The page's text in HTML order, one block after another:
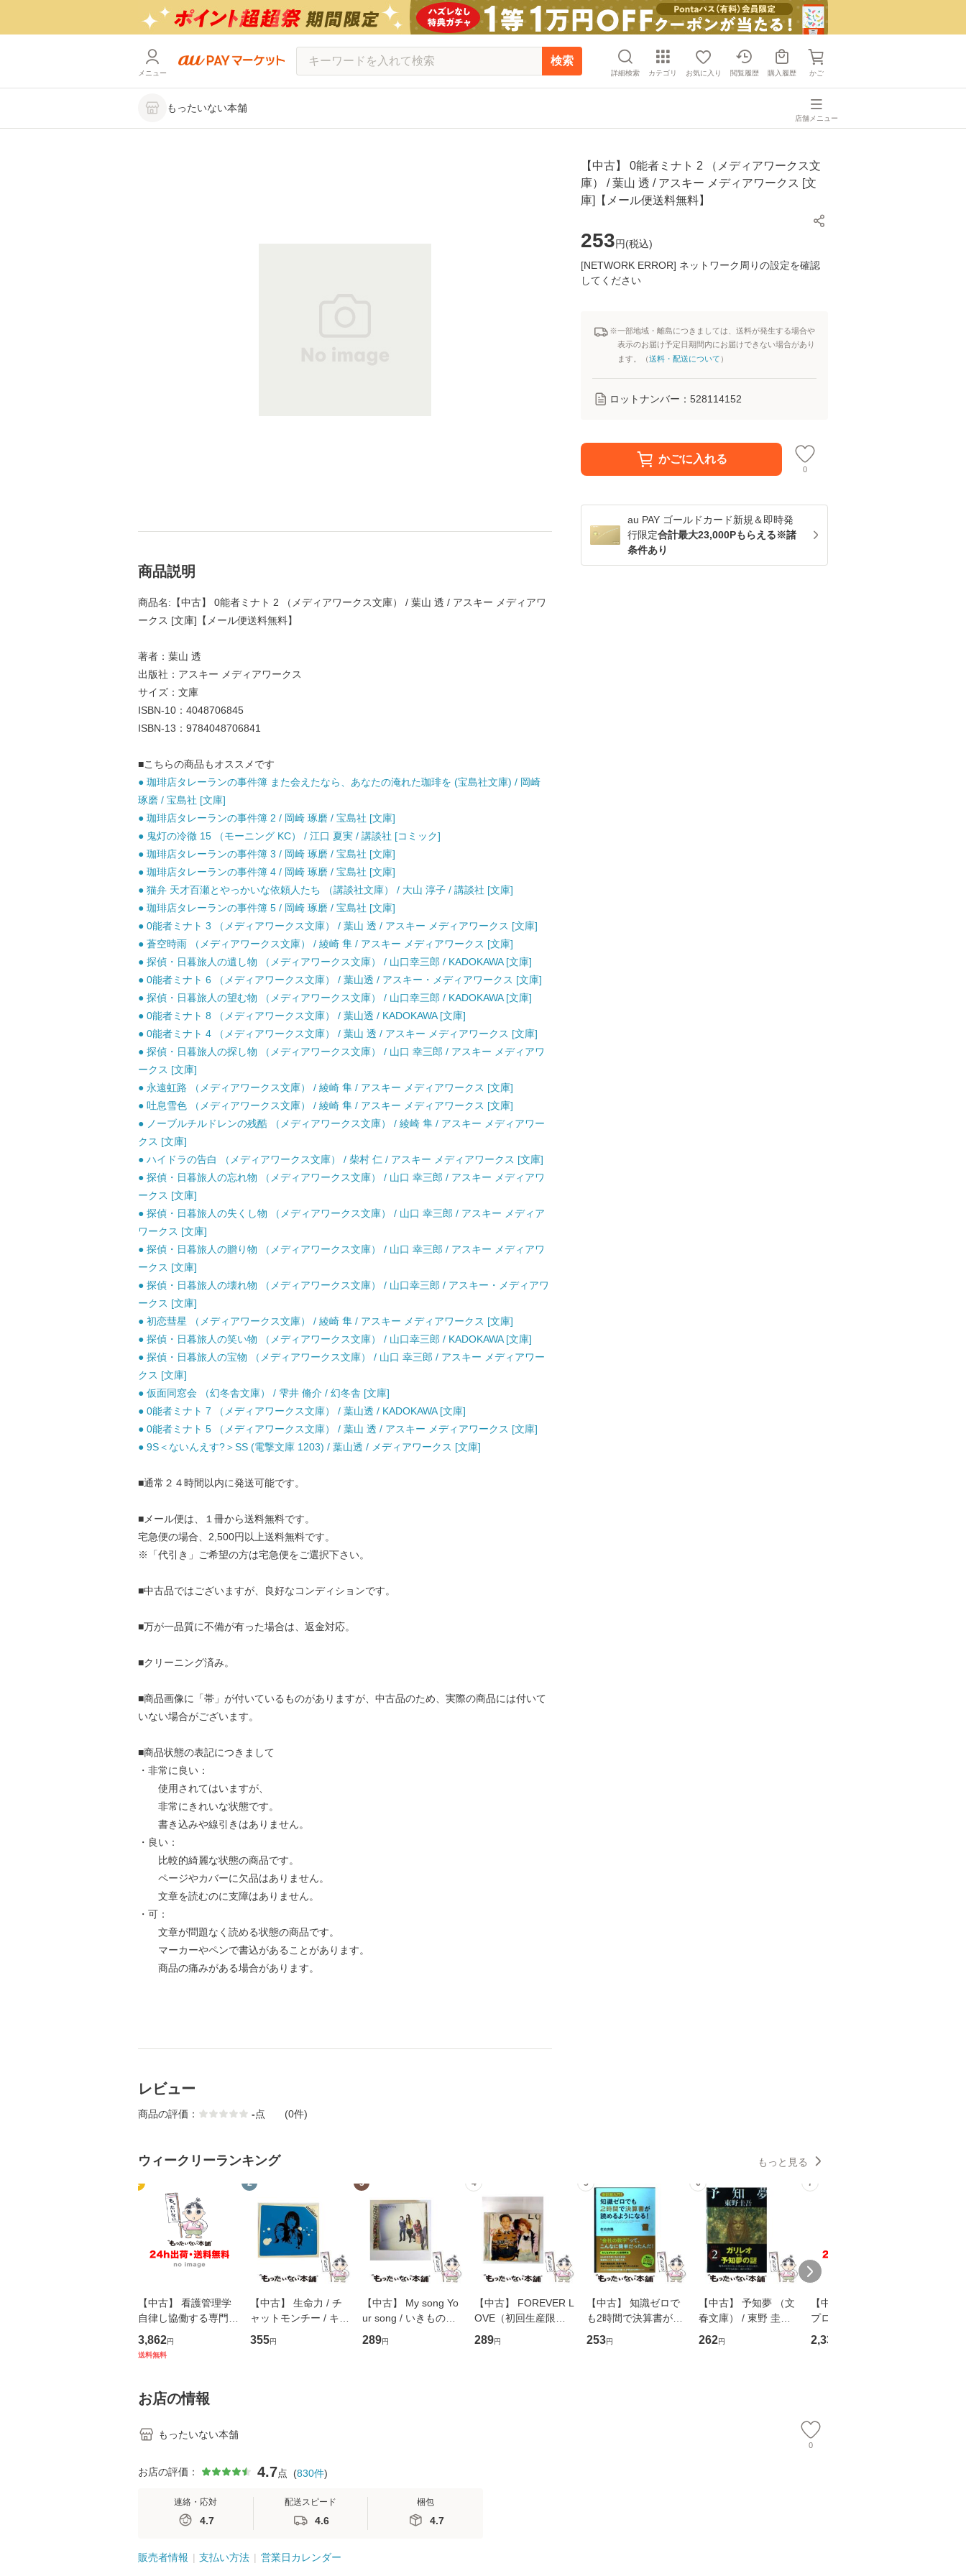
メニュー
検索
詳細検索 カテゴリ お気に入り 閲覧履歴 購入履歴 かご
もったいない本舗
店舗メニュー
【中古】 0能者ミナト 2 （メディアワークス文
庫） / 葉山 透 / アスキー メディアワークス [文
庫]【メール便送料無料】
253円(税込)
[NETWORK ERROR] ネットワーク周りの設定を確認
してください
※一部地域・離島につきましては、送料が発生する場合や
表示のお届け予定日期間内にお届けできない場合があり
ます。（送料・配送について ）
ロットナンバー： 528114152
かごに入れる
0
au PAY ゴールドカード新規＆即時発
行限定合計最大23,000Pもらえる※諸
条件あり
商品説明
商品名:【中古】 0能者ミナト 2 （メディアワークス文庫） / 葉山 透 / アスキー メディアワ
ークス [文庫]【メール便送料無料】
著者：葉山 透
出版社：アスキー メディアワークス
サイズ：文庫
ISBN-10：4048706845
ISBN-13：9784048706841
■こちらの商品もオススメです
● 珈琲店タレーランの事件簿 また会えたなら、あなたの淹れた珈琲を (宝島社文庫) / 岡崎
琢磨 / 宝島社 [文庫]
● 珈琲店タレーランの事件簿 2 / 岡崎 琢磨 / 宝島社 [文庫]
● 鬼灯の冷徹 15 （モーニング KC） / 江口 夏実 / 講談社 [コミック]
● 珈琲店タレーランの事件簿 3 / 岡崎 琢磨 / 宝島社 [文庫]
● 珈琲店タレーランの事件簿 4 / 岡崎 琢磨 / 宝島社 [文庫]
● 猫弁 天才百瀬とやっかいな依頼人たち （講談社文庫） / 大山 淳子 / 講談社 [文庫]
● 珈琲店タレーランの事件簿 5 / 岡崎 琢磨 / 宝島社 [文庫]
● 0能者ミナト 3 （メディアワークス文庫） / 葉山 透 / アスキー メディアワークス [文庫]
● 蒼空時雨 （メディアワークス文庫） / 綾崎 隼 / アスキー メディアワークス [文庫]
● 探偵・日暮旅人の遺し物 （メディアワークス文庫） / 山口幸三郎 / KADOKAWA [文庫]
● 0能者ミナト 6 （メディアワークス文庫） / 葉山透 / アスキー・メディアワークス [文庫]
● 探偵・日暮旅人の望む物 （メディアワークス文庫） / 山口幸三郎 / KADOKAWA [文庫]
● 0能者ミナト 8 （メディアワークス文庫） / 葉山透 / KADOKAWA [文庫]
● 0能者ミナト 4 （メディアワークス文庫） / 葉山 透 / アスキー メディアワークス [文庫]
● 探偵・日暮旅人の探し物 （メディアワークス文庫） / 山口 幸三郎 / アスキー メディアワ
ークス [文庫]
● 永遠虹路 （メディアワークス文庫） / 綾崎 隼 / アスキー メディアワークス [文庫]
● 吐息雪色 （メディアワークス文庫） / 綾崎 隼 / アスキー メディアワークス [文庫]
● ノーブルチルドレンの残酷 （メディアワークス文庫） / 綾崎 隼 / アスキー メディアワー
クス [文庫]
● ハイドラの告白 （メディアワークス文庫） / 柴村 仁 / アスキー メディアワークス [文庫]
● 探偵・日暮旅人の忘れ物 （メディアワークス文庫） / 山口 幸三郎 / アスキー メディアワ
ークス [文庫]
● 探偵・日暮旅人の失くし物 （メディアワークス文庫） / 山口 幸三郎 / アスキー メディア
ワークス [文庫]
● 探偵・日暮旅人の贈り物 （メディアワークス文庫） / 山口 幸三郎 / アスキー メディアワ
ークス [文庫]
● 探偵・日暮旅人の壊れ物 （メディアワークス文庫） / 山口幸三郎 / アスキー・メディアワ
ークス [文庫]
● 初恋彗星 （メディアワークス文庫） / 綾崎 隼 / アスキー メディアワークス [文庫]
● 探偵・日暮旅人の笑い物 （メディアワークス文庫） / 山口幸三郎 / KADOKAWA [文庫]
● 探偵・日暮旅人の宝物 （メディアワークス文庫） / 山口 幸三郎 / アスキー メディアワー
クス [文庫]
● 仮面同窓会 （幻冬舎文庫） / 雫井 脩介 / 幻冬舎 [文庫]
● 0能者ミナト 7 （メディアワークス文庫） / 葉山透 / KADOKAWA [文庫]
● 0能者ミナト 5 （メディアワークス文庫） / 葉山 透 / アスキー メディアワークス [文庫]
● 9S＜ないんえす?＞SS (電撃文庫 1203) / 葉山透 / メディアワークス [文庫]
■通常２４時間以内に発送可能です。
■メール便は、１冊から送料無料です。
宅急便の場合、2,500円以上送料無料です。
※「代引き」ご希望の方は宅急便をご選択下さい。
■中古品ではございますが、良好なコンディションです。
■万が一品質に不備が有った場合は、返金対応。
■クリーニング済み。
■商品画像に「帯」が付いているものがありますが、中古品のため、実際の商品には付いて
いない場合がございます。
■商品状態の表記につきまして
・非常に良い：
使用されてはいますが、
非常にきれいな状態です。
書き込みや線引きはありません。
・良い：
比較的綺麗な状態の商品です。
ページやカバーに欠品はありません。
文章を読むのに支障はありません。
・可：
文章が問題なく読める状態の商品です。
マーカーやペンで書込があることがあります。
商品の痛みがある場合があります。
レビュー
商品の評価： -点 (0件)
ウィークリーランキング もっと見る
1
【中古】 看護管理学
自律し協働する専門職
の看護マネジメントス
キル 改訂第3版 (看護
堂 [単行
3,862円
送料無料
2
【中古】 生命力 / チ
ャットモンチー / キュ
ーンレコード [CD]
【メール便送料無料】
355円
3
【中古】 My song Yo
ur song / いきものが
かり / [CD]【メール便
送料無料】
289円
4
【中古】 FOREVER L
OVE（初回生産限定
盤） / 清水翔太×加藤
ミリヤ / [CD]【メール
289円
5
【中古】 知識ゼロで
も2時間で決算書が読
めるようになる！ 会
計超入門！ / 佐伯 良
253円
6
【中古】 予知夢 （文
春文庫） / 東野 圭吾 /
文藝春秋 [文庫]【メー
ル便送料無料】
262円
7
【中古】 野ブタ。を
プロデュース [DVD-B
OX] / バップ [DVD]
【メール便送料無料】
2,335
お店の情報
もったいない本舗
0
お店の評価： 4.7点 (830件)
連絡・応対
4.7
配送スピード
4.6
梱包
4.7
販売者情報 支払い方法 営業日カレンダー